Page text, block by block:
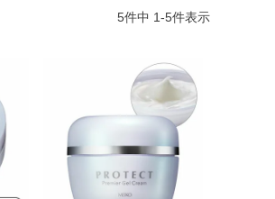
5件中 1-5件表示